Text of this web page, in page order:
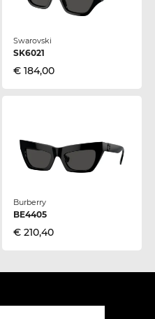
Swarovski
SK6021
€ 184,00
Burberry
BE4405
€ 210,40